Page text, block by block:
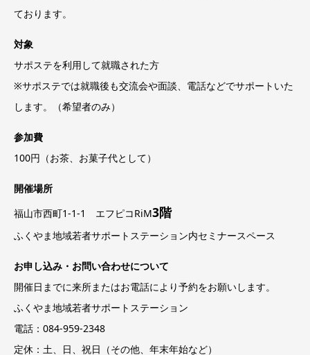
ております。
対象
サポステを利用して就職された方
※サポステでは就職後も交流会や面談、電話などでサポートいた
します。（希望者のみ）
参加費
100円（お茶、お菓子代として）
開催場所
福山市西町1-1-1 エフピコRiM3階
ふくやま地域若者サポートステーション内セミナースペース
お申し込み・お問い合わせについて
開催日までに来所またはお電話により予約をお願いします。
ふくやま地域若者サポートステーション
電話：084-959-2348
定休：土、日、祝日（その他、年末年始など）